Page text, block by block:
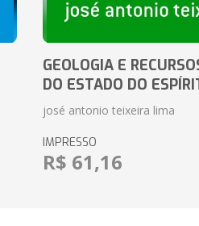
GEOLOGIA E
DO ESTADO DO
josé antonio teixeira lima
IMPRESSO
R$ 61,16